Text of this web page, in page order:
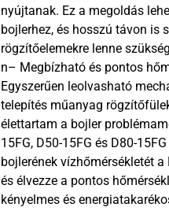
nyújtanak. Ez a megoldás
bojlerhez, és hosszú távon is
rögzítőelemekre lenne
n– Megbízható és pontos
Egyszerűen leolvasható
telepítés műanyag
élettartam a bojler
15FG, D50-15FG és D80-
bojlerének vízhőmérsékletét
és élvezze a pontos
kényelmes és